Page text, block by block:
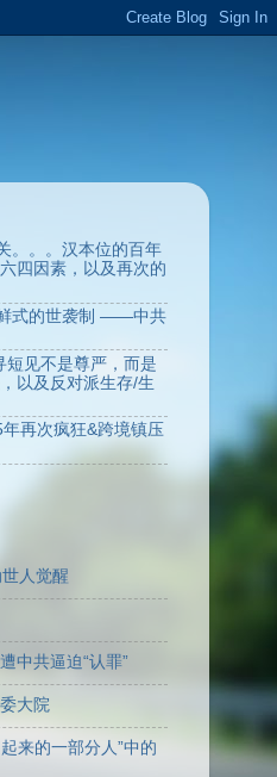
。。。汉本位的百年
四因素，以及再次的
式的世袭制 ——中共
短见不是尊严，而是
以及反对派生存/生
再次疯狂&跨境镇压
人觉醒
中共逼迫“认罪”
大院
来的一部分人”中的